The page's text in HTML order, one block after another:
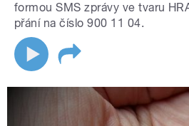
formou SMS zprávy ve tvaru
přání na číslo 900 11 04.